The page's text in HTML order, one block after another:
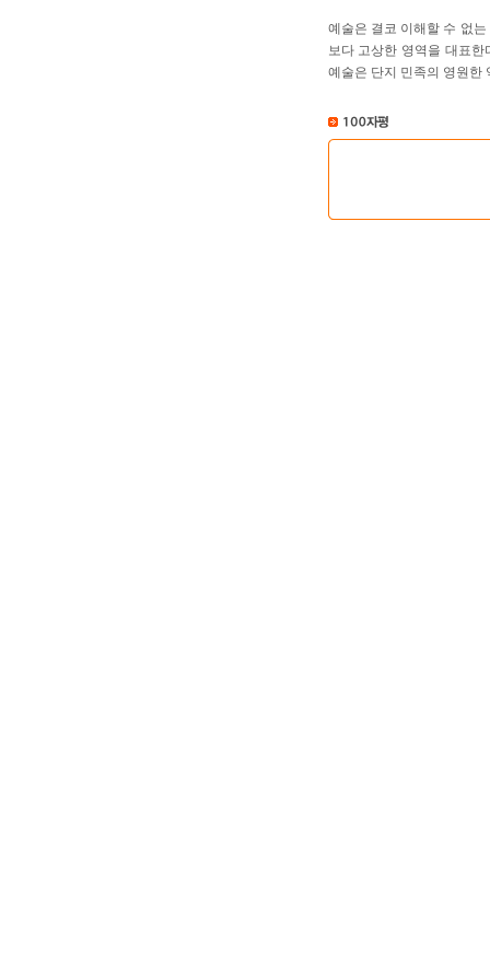
예술은 결코 이해할 수 없
보다 고상한 영역을 대표
예술은 단지 민족의 영원한